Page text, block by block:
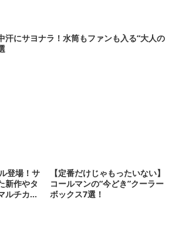
汗にサヨナラ！水筒もファンも入る“大人の
登場！サ
新作やタ
ルチカラ
【定番だけじゃもったいない】
コールマンの“今どき”クーラー
ボックス7選！